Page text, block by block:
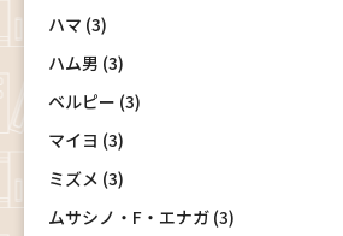
ハマ (3)
ハム男 (3)
ベルピー (3)
マイヨ (3)
ミズメ (3)
ムサシノ・F・エナガ (3)